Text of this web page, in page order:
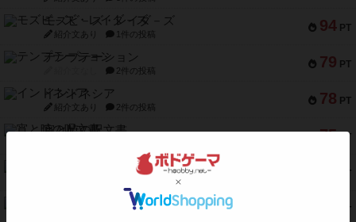
94 PT
モズビ－ズ・レイダ－ズ
紹介文あり 1件の投稿
79 PT
テンプテーション
2件の投稿
78 PT
インドネシア
紹介文あり 2件の投稿
75 PT
宵と暁の呪文書
PT
リスボン・トラム 28
PT